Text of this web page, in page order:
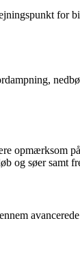
opmærksom
og søer samt